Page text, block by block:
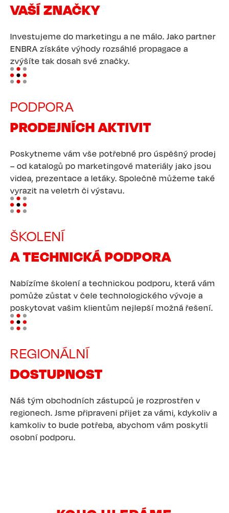
VAŠÍ ZNAČKY
Investujeme do marketingu a ne málo. Jako partner
ENBRA získáte výhody rozsáhlé propagace a
zvýšíte tak dosah své značky.
Image
PODPORA
PRODEJNÍCH AKTIVIT
Poskytneme vám vše potřebné pro úspěšný prodej
– od katalogů po marketingové materiály jako jsou
videa, prezentace a letáky. Společně můžeme také
vyrazit na veletrh či výstavu.
Image
ŠKOLENÍ
A TECHNICKÁ PODPORA
Nabízíme školení a technickou podporu, která vám
pomůže zůstat v čele technologického vývoje a
poskytovat vašim klientům nejlepší možná řešení.
Image
REGIONÁLNÍ
DOSTUPNOST
Náš tým obchodních zástupců je rozprostřen v
regionech. Jsme připraveni přijet za vámi, kdykoliv a
kamkoliv to bude potřeba, abychom vám poskytli
osobní podporu.